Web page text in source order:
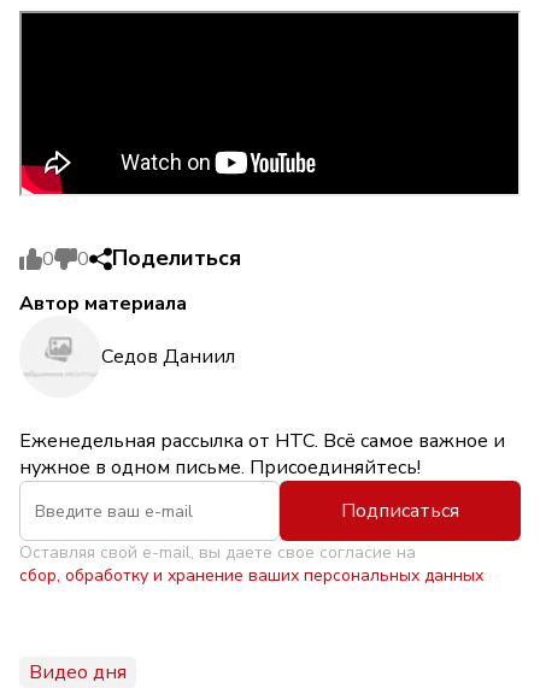
0 0 Поделиться
Автор материала
Седов Даниил
Еженедельная рассылка от НТС. Всё самое важное и
нужное в одном письме. Присоединяйтесь!
Подписаться
Оставляя свой e-mail, вы даете свое согласие на
сбор, обработку и хранение ваших персональных данных
Видео дня